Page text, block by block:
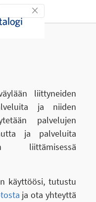
Toggle navigation
liittyneiden
ja niiden
palvelujen
ja palveluita
liittämisessä
käyttöösi, tutustu
ja ota yhteyttä